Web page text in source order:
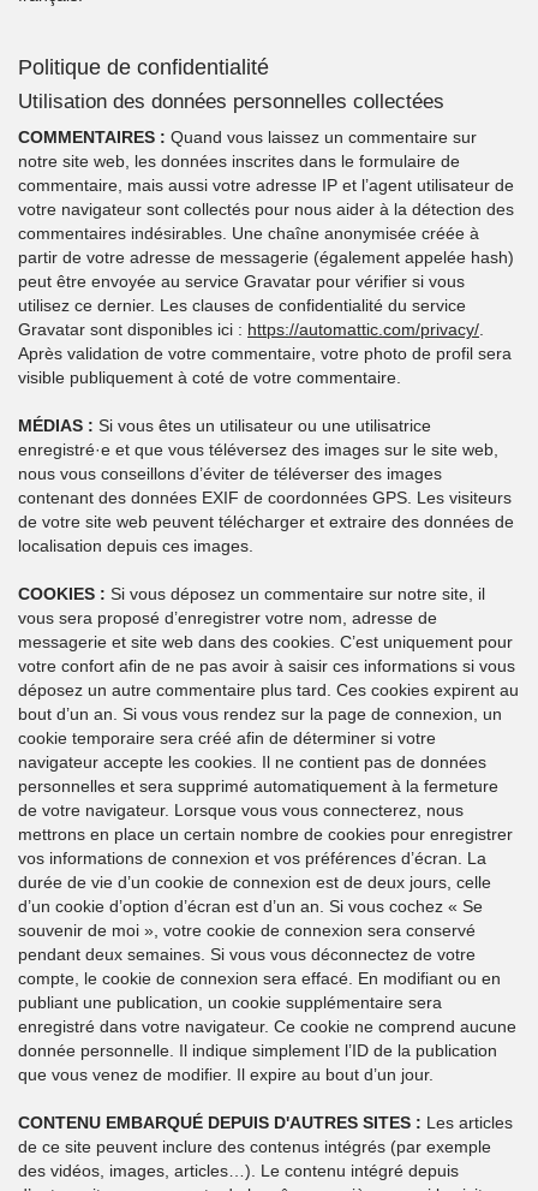
Politique de confidentialité
Utilisation des données personnelles collectées
COMMENTAIRES : Quand vous laissez un commentaire sur
notre site web, les données inscrites dans le formulaire de
commentaire, mais aussi votre adresse IP et l’agent utilisateur de
votre navigateur sont collectés pour nous aider à la détection des
commentaires indésirables. Une chaîne anonymisée créée à
partir de votre adresse de messagerie (également appelée hash)
peut être envoyée au service Gravatar pour vérifier si vous
utilisez ce dernier. Les clauses de confidentialité du service
Gravatar sont disponibles ici : https://automattic.com/privacy/
Après validation de votre commentaire, votre photo de profil sera
visible publiquement à coté de votre commentaire.
MÉDIAS : Si vous êtes un utilisateur ou une utilisatrice
enregistré·e et que vous téléversez des images sur le site web,
nous vous conseillons d’éviter de téléverser des images
contenant des données EXIF de coordonnées GPS. Les visiteurs
de votre site web peuvent télécharger et extraire des données de
localisation depuis ces images.
COOKIES : Si vous déposez un commentaire sur notre site, il
vous sera proposé d’enregistrer votre nom, adresse de
messagerie et site web dans des cookies. C’est uniquement pour
votre confort afin de ne pas avoir à saisir ces informations si vous
déposez un autre commentaire plus tard. Ces cookies expirent au
bout d’un an. Si vous vous rendez sur la page de connexion, un
cookie temporaire sera créé afin de déterminer si votre
navigateur accepte les cookies. Il ne contient pas de données
personnelles et sera supprimé automatiquement à la fermeture
de votre navigateur. Lorsque vous vous connecterez, nous
mettrons en place un certain nombre de cookies pour enregistrer
vos informations de connexion et vos préférences d’écran. La
durée de vie d’un cookie de connexion est de deux jours, celle
d’un cookie d’option d’écran est d’un an. Si vous cochez « Se
souvenir de moi », votre cookie de connexion sera conservé
pendant deux semaines. Si vous vous déconnectez de votre
compte, le cookie de connexion sera effacé. En modifiant ou en
publiant une publication, un cookie supplémentaire sera
enregistré dans votre navigateur. Ce cookie ne comprend aucune
donnée personnelle. Il indique simplement l’ID de la publication
que vous venez de modifier. Il expire au bout d’un jour.
CONTENU EMBARQUÉ DEPUIS D'AUTRES SITES : Les articles
de ce site peuvent inclure des contenus intégrés (par exemple
des vidéos, images, articles…). Le contenu intégré depuis